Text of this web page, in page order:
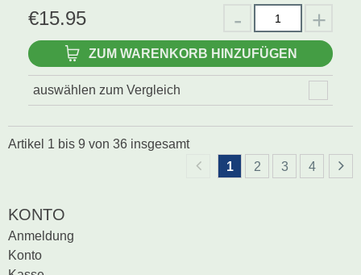
€15.95
ZUM WARENKORB HINZUFÜGEN
auswählen zum Vergleich
Artikel 1 bis 9 von 36 insgesamt
1
2 3 4
KONTO
Anmeldung
Konto